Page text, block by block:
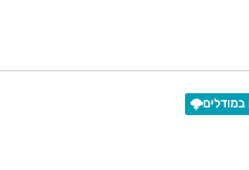
במודלים🌩️